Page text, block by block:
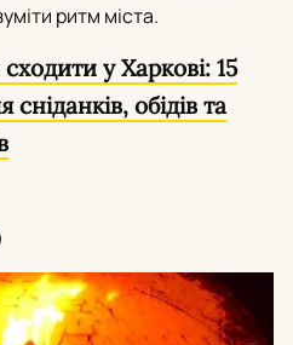
ритм міста.
у Харкові: 15
обідів та